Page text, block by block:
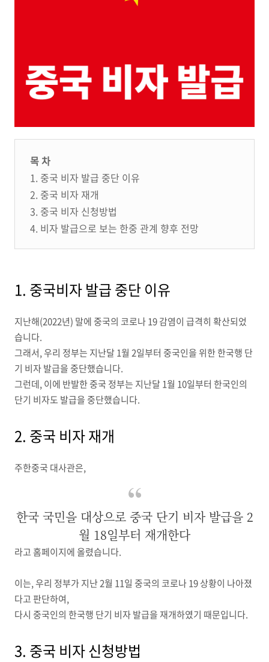
목 차
1. 중국 비자 발급 중단 이유
2. 중국 비자 재개
3. 중국 비자 신청방법
4. 비자 발급으로 보는 한중 관계 향후 전망
1. 중국비자 발급 중단 이유
지난해(2022년) 말에 중국의 코로나 19 감염이 급격히 확산되었
습니다.
그래서, 우리 정부는 지난달 1월 2일부터 중국인을 위한 한국행 단
기 비자 발급을 중단했습니다.
그런데, 이에 반발한 중국 정부는 지난달 1월 10일부터 한국인의
단기 비자도 발급을 중단했습니다.
2. 중국 비자 재개
주한중국 대사관은,
한국 국민을 대상으로 중국 단기 비자 발급을 2
월 18일부터 재개한다
라고 홈페이지에 올렸습니다.
이는, 우리 정부가 지난 2월 11일 중국의 코로나 19 상황이 나아졌
다고 판단하여,
다시 중국인의 한국행 단기 비자 발급을 재개하였기 때문입니다.
3. 중국 비자 신청방법